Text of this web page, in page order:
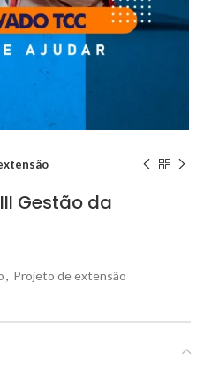
Gestão da
, Projeto de extensão